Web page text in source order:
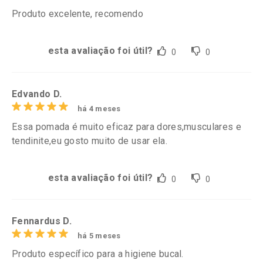
Produto excelente, recomendo
esta avaliação foi útil? 0 0
Edvando D.
há 4 meses
Essa pomada é muito eficaz para dores,musculares e
tendinite,eu gosto muito de usar ela.
esta avaliação foi útil? 0 0
Fennardus D.
há 5 meses
Produto específico para a higiene bucal.